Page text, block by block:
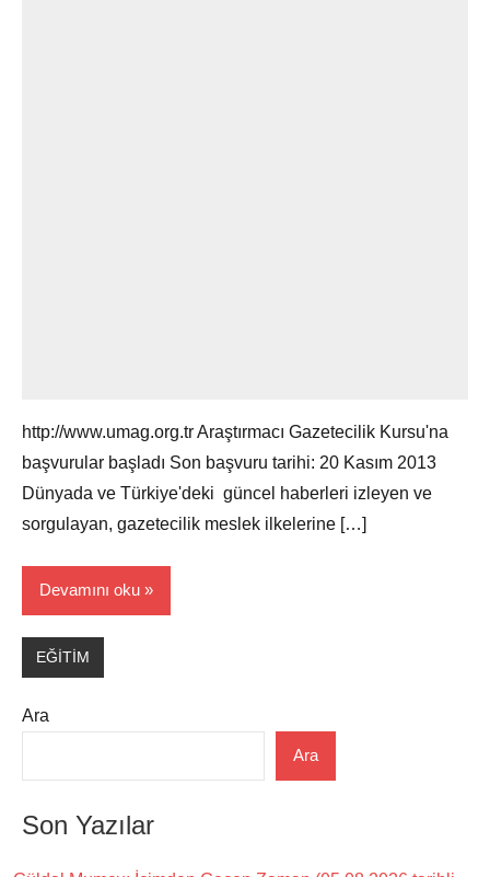
http://www.umag.org.tr Araştırmacı Gazetecilik Kursu'na
başvurular başladı Son başvuru tarihi: 20 Kasım 2013
Dünyada ve Türkiye'deki güncel haberleri izleyen ve
sorgulayan, gazetecilik meslek ilkelerine […]
Devamını oku
EĞİTİM
Ara
Ara
Son Yazılar